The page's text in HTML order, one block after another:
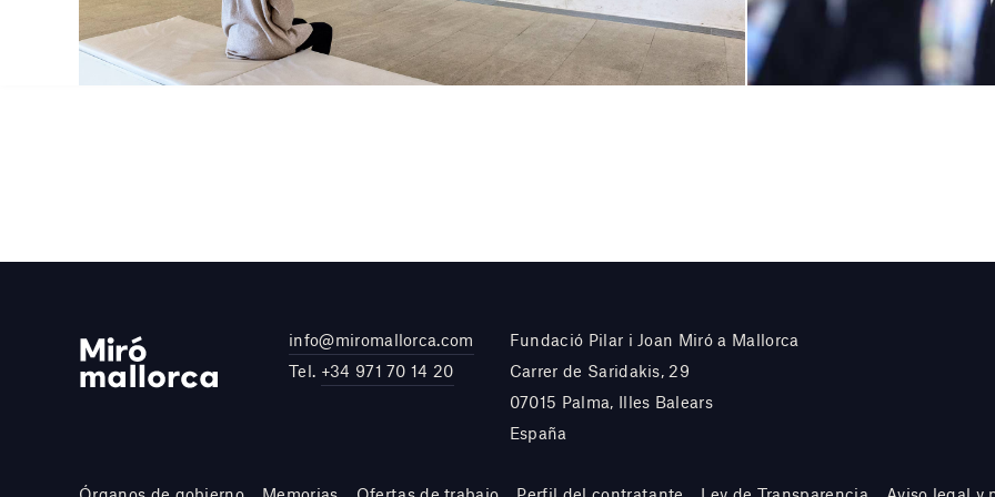
info@miromallorca.com
Tel. +34 971 70 14 20
Fundació Pilar i Joan Miró a Mallorca
Carrer de Saridakis, 29
07015 Palma, Illes Balears
España